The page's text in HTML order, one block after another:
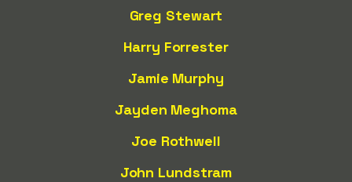
Greg Stewart
Harry Forrester
Jamie Murphy
Jayden Meghoma
Joe Rothwell
John Lundstram